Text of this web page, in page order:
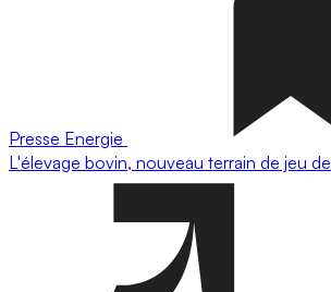
Presse Energie
L'élevage bovin, nouveau terrain de jeu de